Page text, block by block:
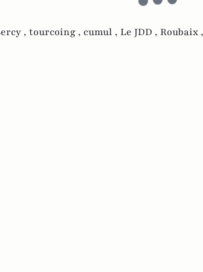
, tourcoing , cumul , Le JDD , Roubaix ,